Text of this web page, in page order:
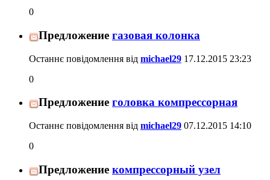
0
Предложение газовая колонка
Останнє повідомлення від michael29 17.12.2015 23:23
0
Предложение головка компрессорная
Останнє повідомлення від michael29 07.12.2015 14:10
0
Предложение компрессорный узел